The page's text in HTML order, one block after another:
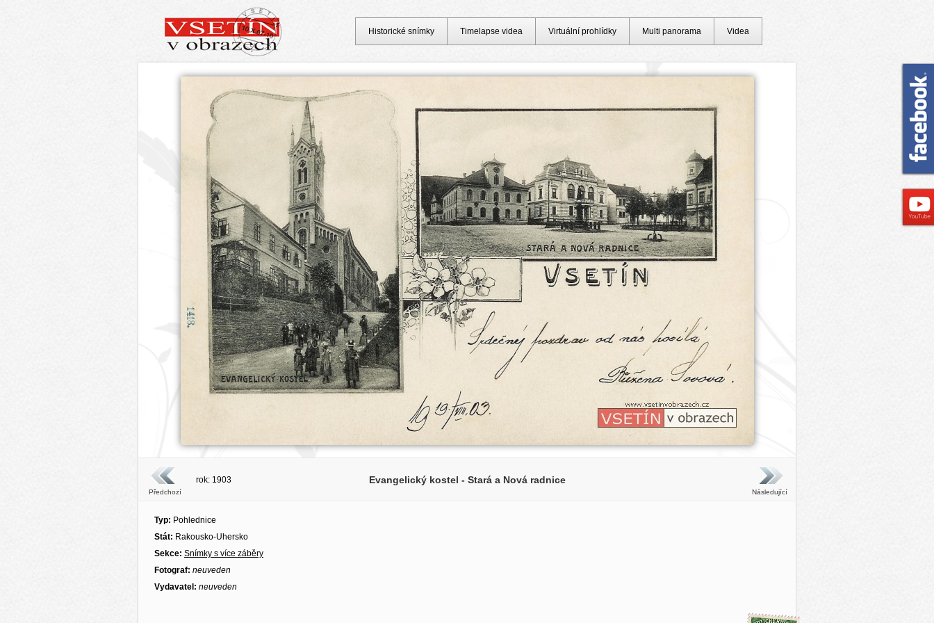
Předchozí
rok: 1903 Evangelický kostel - Stará a Nová radnice
Následující
Typ: Pohlednice
Stát: Rakousko-Uhersko
Sekce: Snímky s více záběry
Fotograf: neuveden
Vydavatel: neuveden
Historické snímky Timelapse videa Virtuální prohlídky Multi panorama Videa